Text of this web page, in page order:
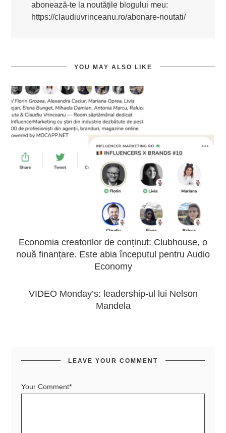
abonează-te la noutățile blogului meu:
https://claudiuvrinceanu.ro/abonare-noutati/
YOU MAY ALSO LIKE
Economia creatorilor de conținut: Clubhouse, o
nouă finanțare. Este abia începutul pentru Audio
Economy
VIDEO Monday’s: leadership-ul lui Nelson
Mandela
LEAVE YOUR COMMENT
Your Comment*